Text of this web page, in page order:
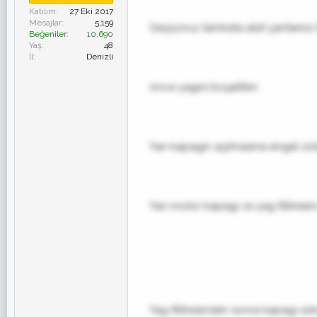
Katılım
27 Eki 2017
Mesajlar
5,159
Beğeniler
10,690
Yaş
48
İl
Denizli
Geçiyoruz tamirata alet çantamız
önce yagını boşalttım
Yan kapagın açılmasına engel
Yan motor kapagı ve yag
Yag filitresinden sonra kapagı